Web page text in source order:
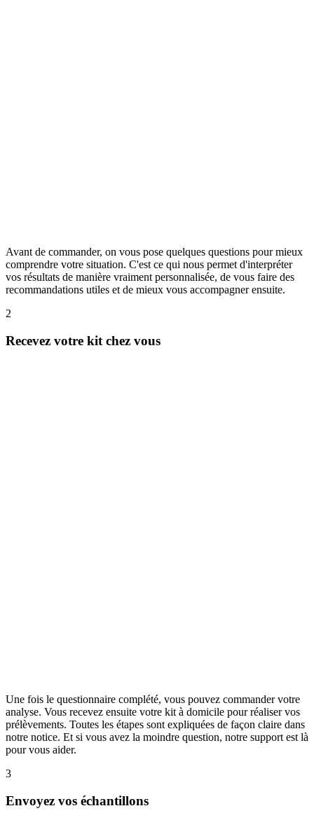
Avant de commander, on vous pose quelques questions pour mieux
comprendre votre situation. C'est ce qui nous permet d'interpréter
vos résultats de manière vraiment personnalisée, de vous faire des
recommandations utiles et de mieux vous accompagner ensuite.
2
Recevez votre kit chez vous
Une fois le questionnaire complété, vous pouvez commander votre
analyse. Vous recevez ensuite votre kit à domicile pour réaliser vos
prélèvements. Toutes les étapes sont expliquées de façon claire dans
notre notice. Et si vous avez la moindre question, notre support est là
pour vous aider.
3
Envoyez vos échantillons